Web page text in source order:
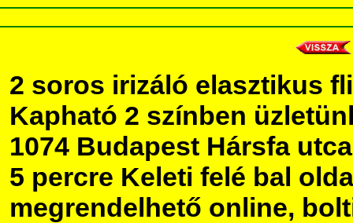
2 soros irizáló elasztikus
Kapható 2 színben
1074 Budapest Hársfa
5 percre Keleti felé bal
megrendelhető online,